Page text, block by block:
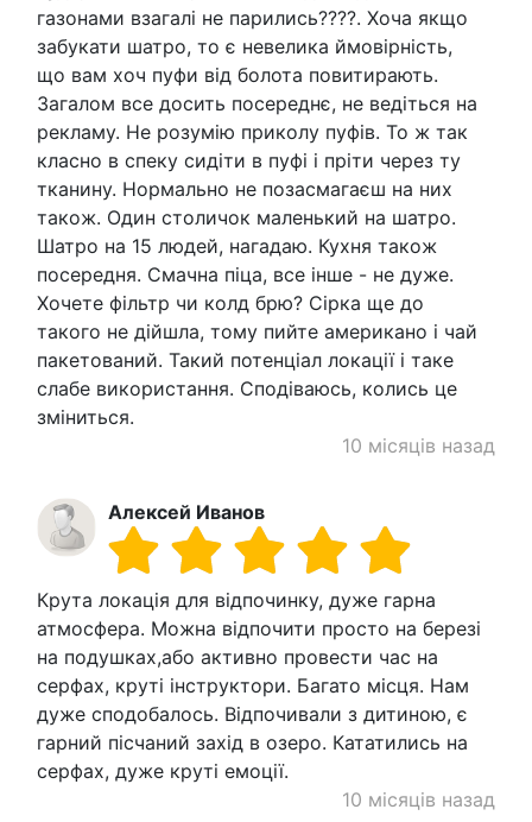
газонами взагалі не парились????. Хоча якщо
забукати шатро, то є невелика ймовірність,
що вам хоч пуфи від болота повитирають.
Загалом все досить посереднє, не ведіться на
рекламу. Не розумію приколу пуфів. То ж так
класно в спеку сидіти в пуфі і пріти через ту
тканину. Нормально не позасмагаєш на них
також. Один столичок маленький на шатро.
Шатро на 15 людей, нагадаю. Кухня також
посередня. Смачна піца, все інше - не дуже.
Хочете фільтр чи колд брю? Сірка ще до
такого не дійшла, тому пийте американо і чай
пакетований. Такий потенціал локації і таке
слабе використання. Сподіваюсь, колись це
зміниться.
10 місяців назад
Алексей Иванов
Крута локація для відпочинку, дуже гарна
атмосфера. Можна відпочити просто на березі
на подушках,або активно провести час на
серфах, круті інструктори. Багато місця. Нам
дуже сподобалось. Відпочивали з дитиною, є
гарний пісчаний захід в озеро. Кататились на
серфах, дуже круті емоції.
10 місяців назад